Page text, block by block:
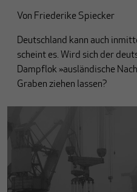
Von Friederike Spiecker
Deutschland kann auch
scheint es. Wird sich der
Dampflok »ausländische
Graben ziehen lassen?